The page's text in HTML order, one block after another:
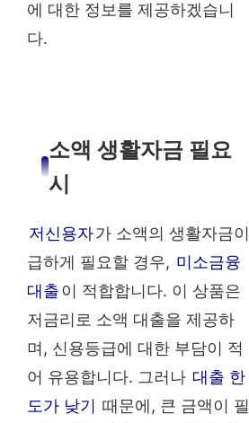
에 대한 정보를 제공하겠습니
다.
소액 생활자금 필요
시
저신용자가 소액의 생활자금이
급하게 필요할 경우, 미소금융
대출이 적합합니다. 이 상품은
저금리로 소액 대출을 제공하
며, 신용등급에 대한 부담이 적
어 유용합니다. 그러나 대출 한
도가 낮기 때문에, 큰 금액이 필